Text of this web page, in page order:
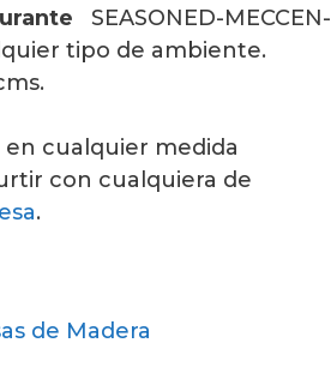
SEASONED-MECCEN-
tipo de ambiente.
cualquier medida
con cualquiera de
.
de Madera